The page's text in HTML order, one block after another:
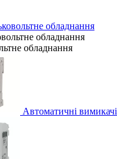
обладнання
обладнання
обладнання
Автоматичні вимикачі